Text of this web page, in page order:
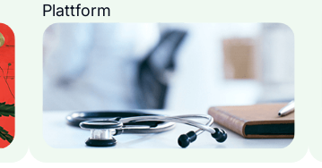
Plattform